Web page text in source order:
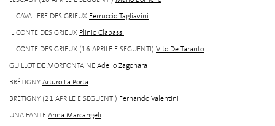
IL CAVALIERE DES GRIEUX Ferruccio Tagliavini
IL CONTE DES GRIEUX Plinio Clabassi
IL CONTE DES GRIEUX (16 APRILE E SEGUENTI) Vito De Taranto
GUILLOT DE MORFONTAINEAdelio Zagonara
BRÉTIGNYArturo La Porta
BRÉTIGNY (21 APRILE E SEGUENTI) Fernando Valentini
UNA FANTEAnna Marcangeli